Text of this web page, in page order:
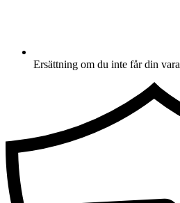
Ersättning om du inte får din vara